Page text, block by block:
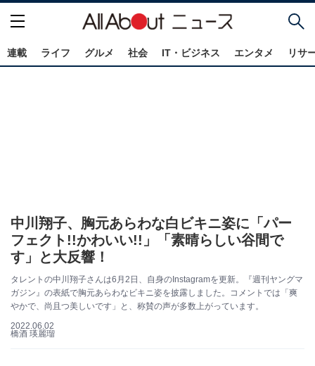
連載 ライフ グルメ 社会 IT・ビジネス エンタメ リサ
中川翔子、胸元あらわな白ビキニ姿に「パー
フェクト!!かわいい!!」「素晴らしい谷間で
す」と大反響！
タレントの中川翔子さんは6月2日、自身のInstagramを更新。『週刊ヤングマ
ガジン』の表紙で胸元あらわなビキニ姿を披露しました。コメントでは「爽
やかで、尚且つ美しいです」と、称賛の声が多数上がっています。
2022.06.02
橋酒 瑛麗瑠